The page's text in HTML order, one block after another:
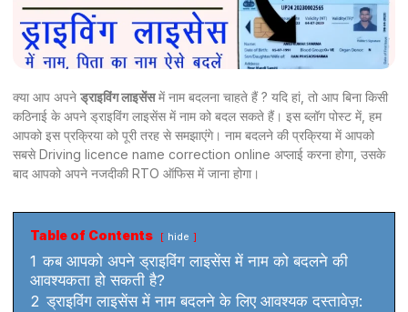
क्या आप अपने ड्राइविंग लाइसेंसमें नाम बदलना चाहते हैं ? यदि हां, तो आप बिना किसी
कठिनाई के अपने ड्राइविंग लाइसेंस में नाम को बदल सकते हैं। इस ब्लॉग पोस्ट में, हम
आपको इस प्रक्रिया को पूरी तरह से समझाएंगे। नाम बदलने की प्रक्रिया में आपको
सबसे Driving licence name correction online अप्लाई करना होगा, उसके
बाद आपको अपने नजदीकी RTO ऑफिस में जाना होगा।
Table of Contents hide
1 कब आपको अपने ड्राइविंग लाइसेंस में नाम को बदलने की
आवश्यकता हो सकती है?
2 ड्राइविंग लाइसेंस में नाम बदलने के लिए आवश्यक दस्तावेज़: